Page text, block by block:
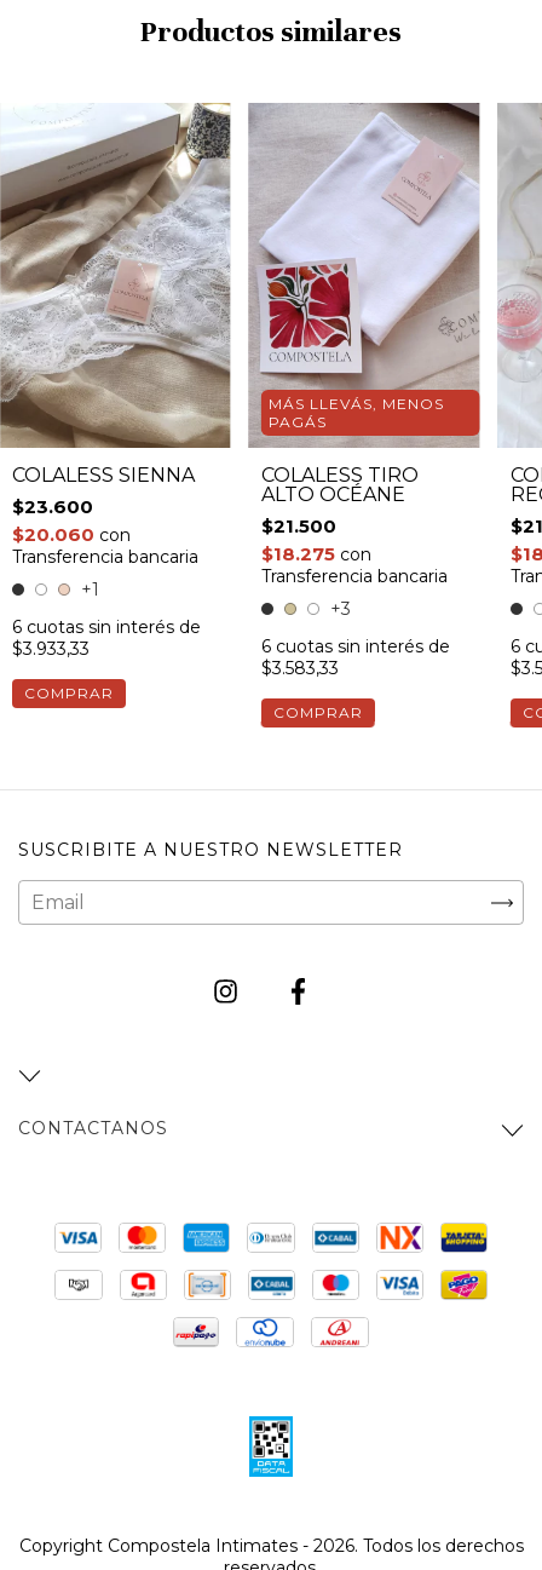
Productos similares
COLALESS SIENNA
$23.600
$20.060 con
Transferencia bancaria
+1
6 cuotas sin interés de
$3.933,33
COMPRAR
MÁS LLEVÁS, MENOS
PAGÁS
COLALESS TIRO
ALTO OCÉANE
$21.500
$18.275 con
Transferencia bancaria
+3
6 cuotas sin interés de
$3.583,33
COMPRAR
6
SUSCRIBITE A NUESTRO NEWSLETTER
CONTACTANOS
Copyright Compostela Intimates - 2026. Todos los derechos